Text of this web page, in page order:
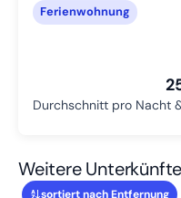
Ferienwohnung
Durchschnitt pro Nacht
Weitere
sortiert nach Entfernung